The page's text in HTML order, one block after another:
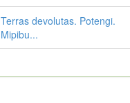
Terras devolutas. Potengi.
Mipibu...